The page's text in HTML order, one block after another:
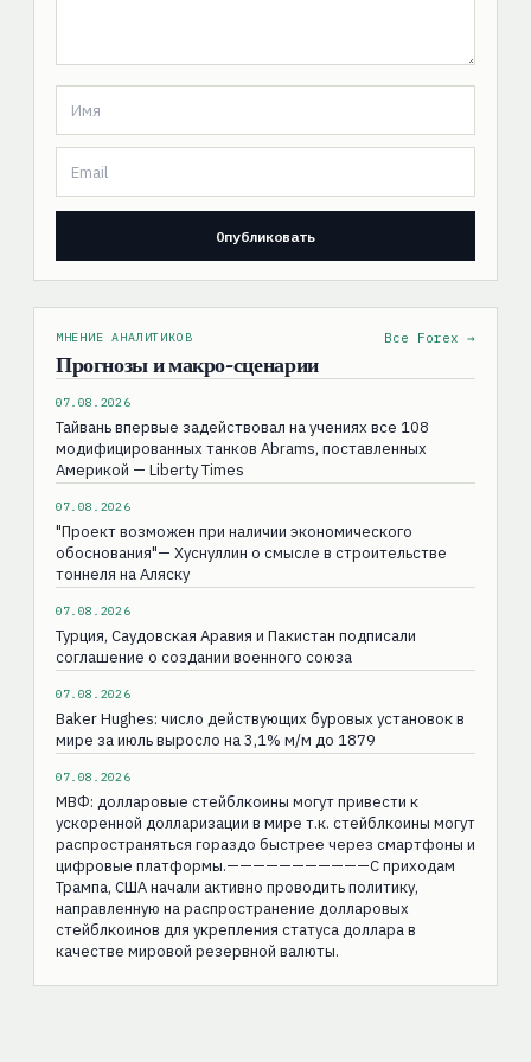
МНЕНИЕ АНАЛИТИКОВ
Прогнозы и макро-сценарии
Все Forex →
07.08.2026
Тайвань впервые задействовал на учениях все 108
модифицированных танков Abrams, поставленных
Америкой — Liberty Times
07.08.2026
"Проект возможен при наличии экономического
обоснования"— Хуснуллин о смысле в строительстве
тоннеля на Аляску
07.08.2026
Турция, Саудовская Аравия и Пакистан подписали
соглашение о создании военного союза
07.08.2026
Baker Hughes: число действующих буровых установок в
мире за июль выросло на 3,1% м/м до 1879
07.08.2026
МВФ: долларовые стейблкоины могут привести к
ускоренной долларизации в мире т.к. стейблкоины могут
распространяться гораздо быстрее через смартфоны и
цифровые платформы.———————————С приходам
Трампа, США начали активно проводить политику,
направленную на распространение долларовых
стейблкоинов для укрепления статуса доллара в
качестве мировой резервной валюты.